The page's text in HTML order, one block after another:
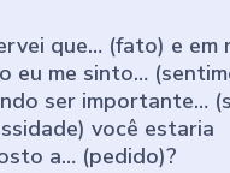
que… (fato) e em
eu me sinto…
ser importante…
você estaria
a… (pedido)?